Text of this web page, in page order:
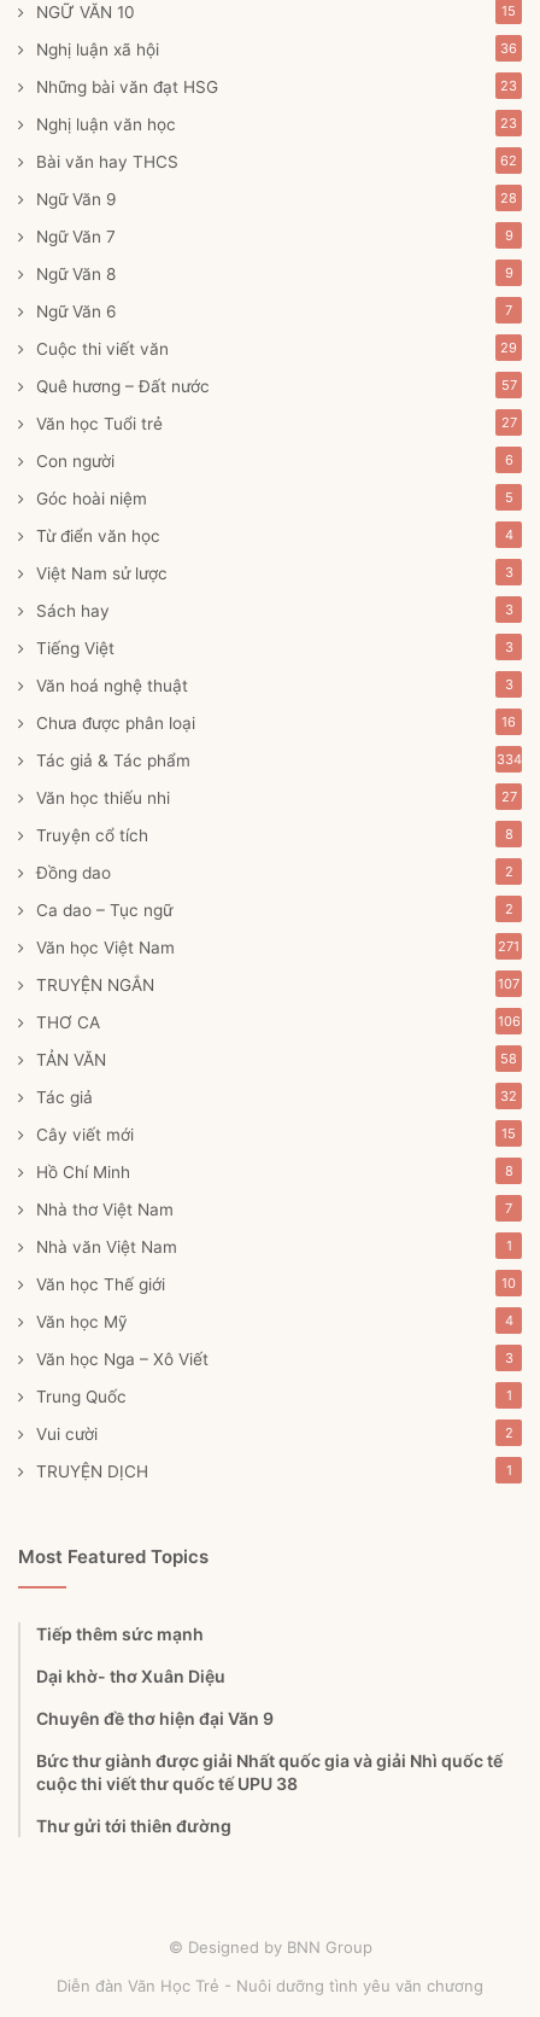
NGỮ VĂN 10 15
Nghị luận xã hội 36
Những bài văn đạt HSG 23
Nghị luận văn học 23
Bài văn hay THCS 62
Ngữ Văn 9 28
Ngữ Văn 7 9
Ngữ Văn 8 9
Ngữ Văn 6 7
Cuộc thi viết văn 29
Quê hương – Đất nước 57
Văn học Tuổi trẻ 27
Con người 6
Góc hoài niệm 5
Từ điển văn học 4
Việt Nam sử lược 3
Sách hay 3
Tiếng Việt 3
Văn hoá nghệ thuật 3
Chưa được phân loại 16
Tác giả & Tác phẩm 334
Văn học thiếu nhi 27
Truyện cổ tích 8
Đồng dao 2
Ca dao – Tục ngữ 2
Văn học Việt Nam 271
TRUYỆN NGẮN 107
THƠ CA 106
TẢN VĂN 58
Tác giả 32
Cây viết mới 15
Hồ Chí Minh 8
Nhà thơ Việt Nam 7
Nhà văn Việt Nam 1
Văn học Thế giới 10
Văn học Mỹ 4
Văn học Nga – Xô Viết 3
Trung Quốc 1
Vui cười 2
TRUYỆN DỊCH 1
Most Featured Topics
Tiếp thêm sức mạnh
Dại khờ- thơ Xuân Diệu
Chuyên đề thơ hiện đại Văn 9
Bức thư giành được giải Nhất quốc gia và giải Nhì quốc tế
cuộc thi viết thư quốc tế UPU 38
Thư gửi tới thiên đường
© Designed by BNN Group
Diễn đàn Văn Học Trẻ - Nuôi dưỡng tình yêu văn chương